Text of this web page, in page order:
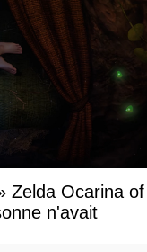
Zelda Ocarina of
n'avait